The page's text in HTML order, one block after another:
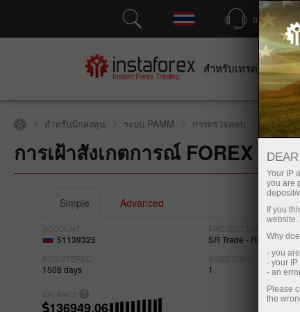
สนับสนุน
สำหรับเทรดเดอร์
สำหรับนักลงทุน ระบบ PAMM การตรวจสอบ การตรว
การเฝ้าสังเกตการณ์ FOREX
เปิดบัญชีซื้อขาย
Simple Advanced
51139325 SR Trade -
1508 days 1
136949.06
Your IP
you are
deposit/
If you
website.
Why
- you
- your
- an
Please
the